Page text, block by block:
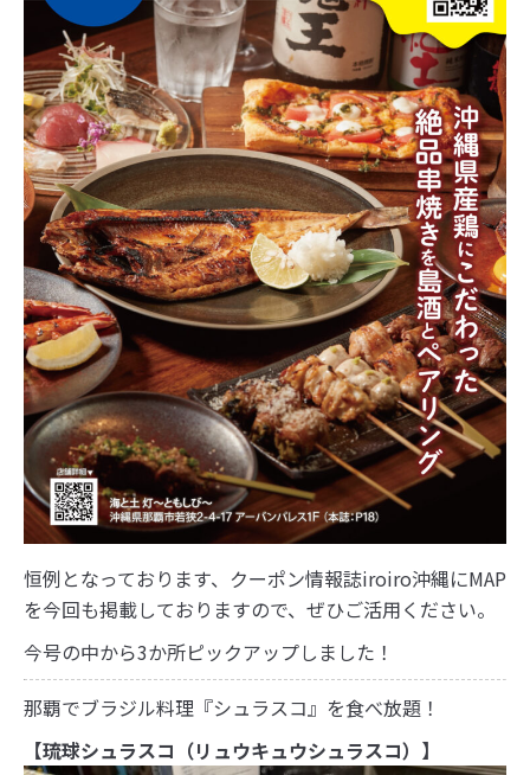
恒例となっております、クーポン情報誌iroiro沖縄にMAP
を今回も掲載しておりますので、ぜひご活用ください。
今号の中から3か所ピックアップしました！
那覇でブラジル料理『シュラスコ』を食べ放題！
【琉球シュラスコ（リュウキュウシュラスコ）】